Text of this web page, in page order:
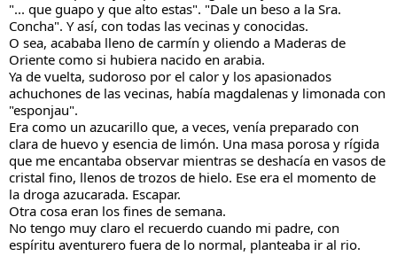
"... que guapo y que alto estas". "Dale un beso a la Sra.
Concha". Y así, con todas las vecinas y conocidas.
O sea, acababa lleno de carmín y oliendo a Maderas de
Oriente como si hubiera nacido en arabia.
Ya de vuelta, sudoroso por el calor y los apasionados
achuchones de las vecinas, había magdalenas y limonada con
"esponjau".
Era como un azucarillo que, a veces, venía preparado con
clara de huevo y esencia de limón. Una masa porosa y rígida
que me encantaba observar mientras se deshacía en vasos de
cristal fino, llenos de trozos de hielo. Ese era el momento de
la droga azucarada. Escapar.
Otra cosa eran los fines de semana.
No tengo muy claro el recuerdo cuando mi padre, con
espíritu aventurero fuera de lo normal, planteaba ir al rio.